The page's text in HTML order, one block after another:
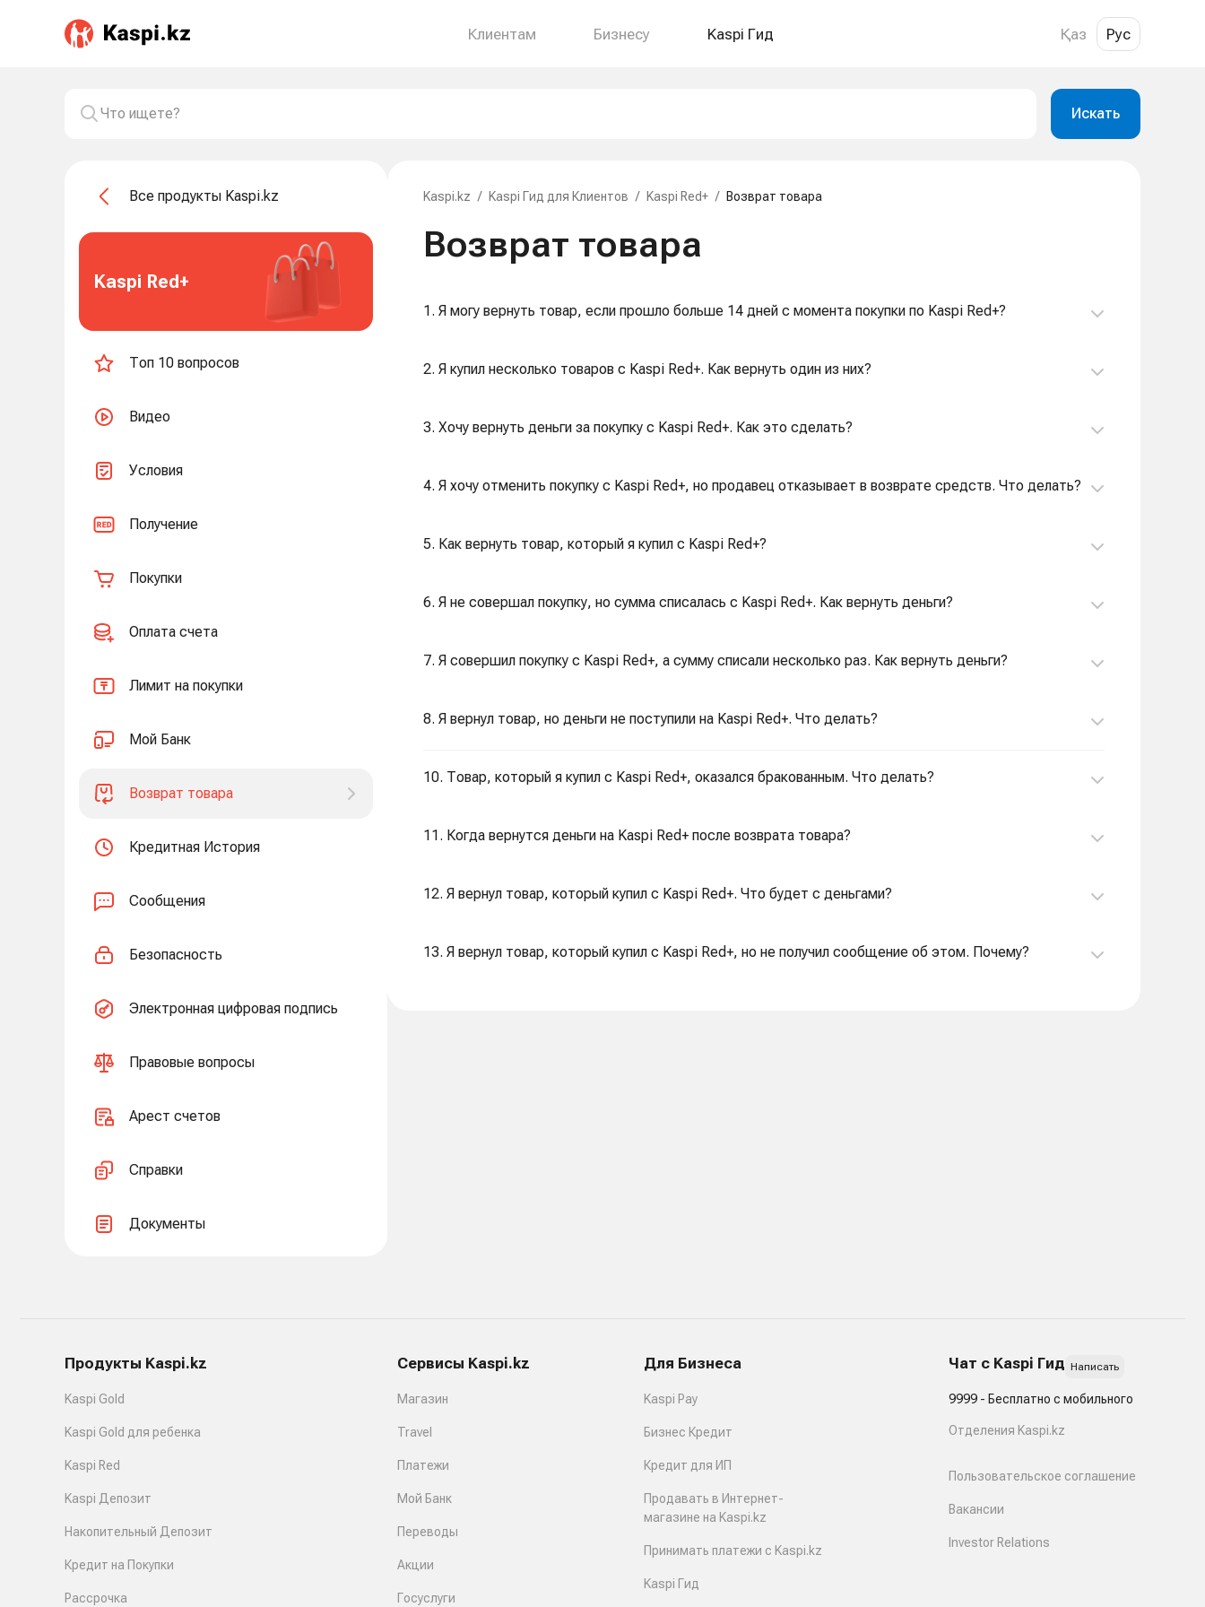
Клиентам Бизнесу Kaspi Гид Қаз Рус
Искать
Все продукты Kaspi.kz
Kaspi Red+
Топ 10 вопросов
Видео
Условия
Получение
Покупки
Оплата счета
Лимит на покупки
Мой Банк
Возврат товара
Кредитная История
Сообщения
Безопасность
Электронная цифровая подпись
Правовые вопросы
Арест счетов
Справки
Документы
Kaspi.kz / Kaspi Гид для Клиентов / Kaspi Red+ / Возврат товара
Возврат товара
1. Я могу вернуть товар, если прошло больше 14 дней с момента покупки по Kaspi Red+?
2. Я купил несколько товаров с Kaspi Red+. Как вернуть один из них?
3. Хочу вернуть деньги за покупку с Kaspi Red+. Как это сделать?
4. Я хочу отменить покупку с Kaspi Red+, но продавец отказывает в возврате средств. Что делать?
5. Как вернуть товар, который я купил с Kaspi Red+?
6. Я не совершал покупку, но сумма списалась с Kaspi Red+. Как вернуть деньги?
7. Я совершил покупку c Kaspi Red+, а сумму списали несколько раз. Как вернуть деньги?
8. Я вернул товар, но деньги не поступили на Kaspi Red+. Что делать?
10. Товар, который я купил с Kaspi Red+, оказался бракованным. Что делать?
11. Когда вернутся деньги на Kaspi Red+ после возврата товара?
12. Я вернул товар, который купил с Kaspi Red+. Что будет с деньгами?
13. Я вернул товар, который купил с Kaspi Red+, но не получил сообщение об этом. Почему?
Продукты Kaspi.kz
Kaspi Gold
Kaspi Gold для ребенка
Kaspi Red
Kaspi Депозит
Накопительный Депозит
Кредит на Покупки
Рассрочка
Сервисы Kaspi.kz
Магазин
Travel
Платежи
Мой Банк
Переводы
Акции
Госуслуги
Для Бизнеса
Kaspi Pay
Бизнес Кредит
Кредит для ИП
Продавать в Интернет-
магазине на Kaspi.kz
Принимать платежи с Kaspi.kz
Kaspi Гид
Чат с Kaspi Гид Написать
9999 - Бесплатно с мобильного
Отделения Kaspi.kz
Пользовательское соглашение
Вакансии
Investor Relations